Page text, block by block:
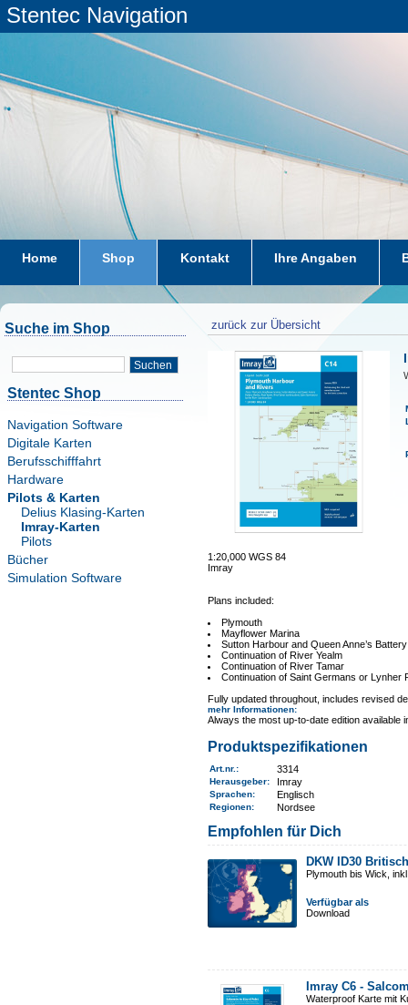
Stentec Navigation
Home Shop Kontakt Ihre Angaben
Suche im Shop
Suchen
Stentec Shop
Navigation Software
Digitale Karten
Berufsschifffahrt
Hardware
Pilots & Karten
Delius Klasing-Karten
Imray-Karten
Pilots
Bücher
Simulation Software
zurück zur Übersicht
1:20,000 WGS 84
Imray
Plans included:
Plymouth
Mayflower Marina
Sutton Harbour and Queen Anne’s
Continuation of River Yealm
Continuation of River Tamar
Continuation of Saint Germans or Lynher
Fully updated throughout, includes revised
mehr Informationen:
Always the most up-to-date edition
Produktspezifikationen
Art.nr. : 3314
Herausgeber: Imray
Sprachen: Englisch
Regionen: Nordsee
Empfohlen für Dich
DKW ID30
Plymouth bis Wick,
Verfügbar als
Download
Imray C6 -
Waterproof Karte mit